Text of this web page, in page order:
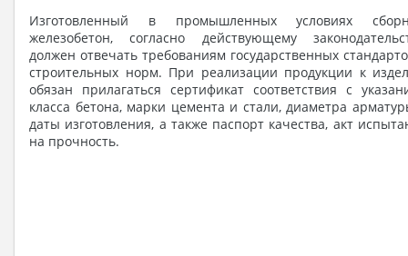
Изготовленный в промышленных условиях
железобетон, согласно действующему
должен отвечать требованиям государственных
строительных норм. При реализации продукции к
обязан прилагаться сертификат соответствия с
класса бетона, марки цемента и стали, диаметра
даты изготовления, а также паспорт качества, акт
на прочность.